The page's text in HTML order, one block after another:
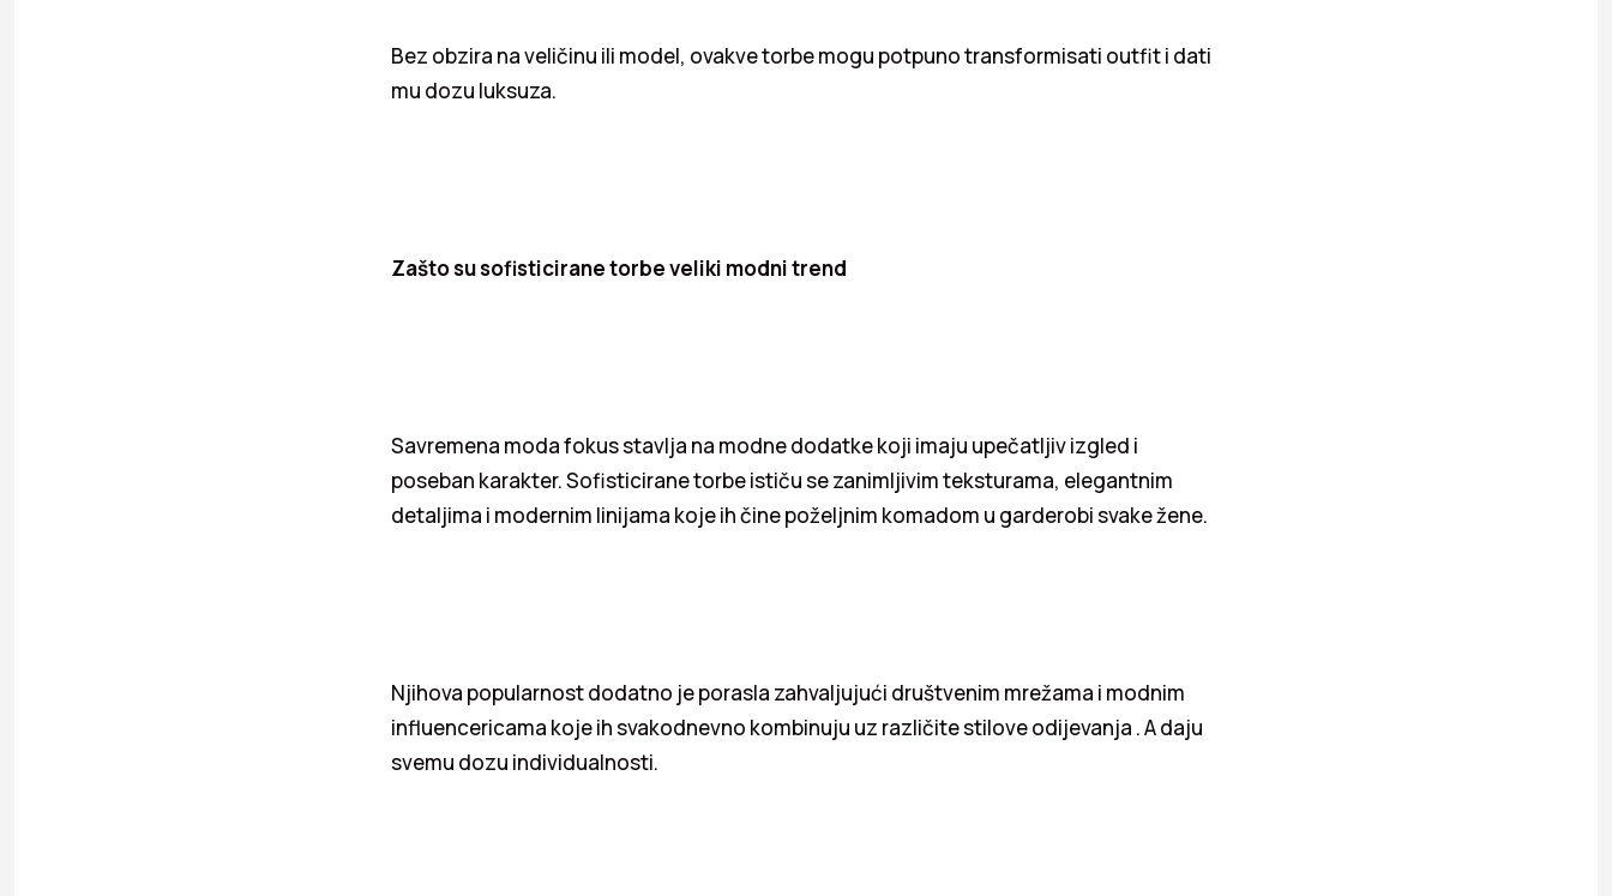
Bez obzira na veličinu ili model, ovakve torbe mogu potpuno transformisati outfit i dati
mu dozu luksuza.
Zašto su sofisticirane torbe veliki modni trend
Savremena moda fokus stavlja na modne dodatke koji imaju upečatljiv izgled i
poseban karakter. Sofisticirane torbe ističu se zanimljivim teksturama, elegantnim
detaljima i modernim linijama koje ih čine poželjnim komadom u garderobi svake žene.
Njihova popularnost dodatno je porasla zahvaljujući društvenim mrežama i modnim
influencericama koje ih svakodnevno kombinuju uz različite stilove odijevanja . A daju
svemu dozu individualnosti.